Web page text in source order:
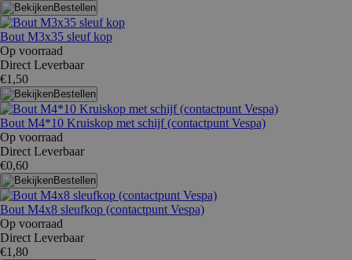
Bestellen
Bout M3x35 sleuf kop
Op voorraad
Direct Leverbaar
€1,50
Bestellen
Bout M4*10 Kruiskop met schijf (contactpunt Vespa)
Op voorraad
Direct Leverbaar
€0,60
Bestellen
Bout M4x8 sleufkop (contactpunt Vespa)
Op voorraad
Direct Leverbaar
€1,80